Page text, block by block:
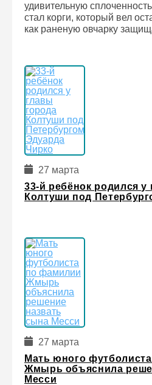
удивительную
стал корги, который вел
как раненую овчарку
27 марта
33-й ребёнок родился у
Колтуши под
27 марта
Мать юного
Жмырь объяснила
Месси